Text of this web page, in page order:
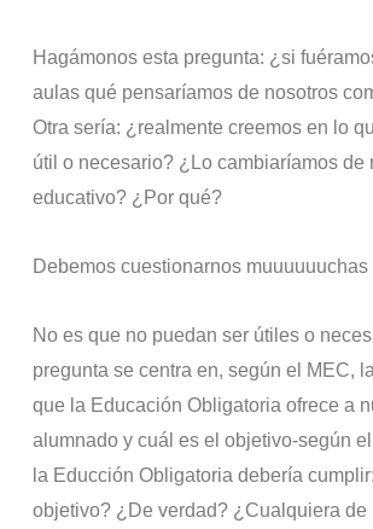
Hagámonos esta pregunta: ¿si
aulas qué pensaríamos de nosotros
Otra sería: ¿realmente creemos en lo
útil o necesario? ¿Lo cambiaríamos de
educativo? ¿Por qué?
Debemos cuestionarnos muuuuuuchas
No es que no puedan ser útiles o
pregunta se centra en, según el MEC,
que la Educación Obligatoria ofrece a
alumnado y cuál es el objetivo-según
la Educción Obligatoria debería
objetivo? ¿De verdad? ¿Cualquiera de